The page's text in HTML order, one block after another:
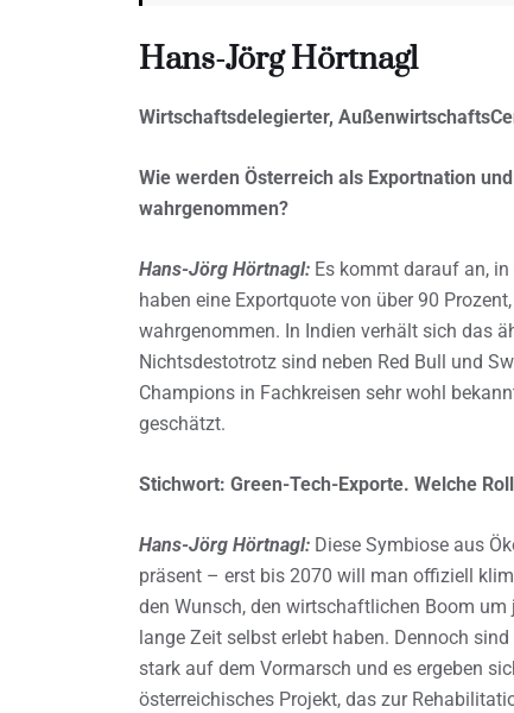
Hans-Jörg Hörtnagl
Wirtschaftsdelegierter,
Wie werden Österreich als Exportnation
wahrgenommen?
Hans-Jörg Hörtnagl: Es kommt darauf an,
haben eine Exportquote von über 90
wahrgenommen. In Indien verhält sich das
Nichtsdestotrotz sind neben Red Bull und
Champions in Fachkreisen sehr wohl
geschätzt.
Stichwort: Green-Tech-Exporte. Welche
Hans-Jörg Hörtnagl: Diese Symbiose aus
präsent – erst bis 2070 will man offiziell
den Wunsch, den wirtschaftlichen Boom
lange Zeit selbst erlebt haben. Dennoch
stark auf dem Vormarsch und es ergeben
österreichisches Projekt, das zur